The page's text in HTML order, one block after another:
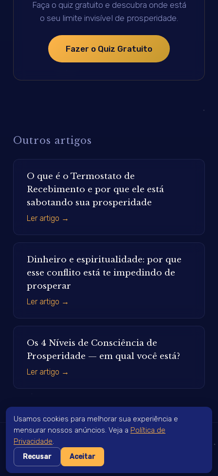
Faça o quiz gratuito e descubra onde está
o seu limite invisível de prosperidade.
Fazer o Quiz Gratuito
Outros artigos
O que é o Termostato de
Recebimento e por que ele está
sabotando sua prosperidade
Ler artigo →
Dinheiro e espiritualidade: por que
esse conflito está te impedindo de
prosperar
Ler artigo →
Os 4 Níveis de Consciência de
Prosperidade — em qual você está?
Ler artigo →
Cesar Matsumoto | Luz Estelar 2026
Usamos cookies para melhorar sua experiência e
mensurar nossos anúncios. Veja a Política de
Privacidade.
Recusar Aceitar